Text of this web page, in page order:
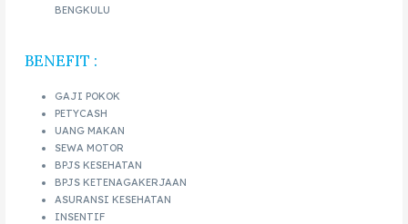
BENGKULU
BENEFIT :
GAJI POKOK
PETYCASH
UANG MAKAN
SEWA MOTOR
BPJS KESEHATAN
BPJS KETENAGAKERJAAN
ASURANSI KESEHATAN
INSENTIF